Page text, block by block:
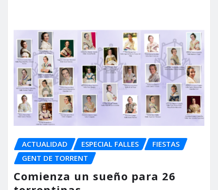
ACTUALIDAD ESPECIAL FALLES
FIESTAS
GENT DE TORRENT
Comienza un sueño para 26